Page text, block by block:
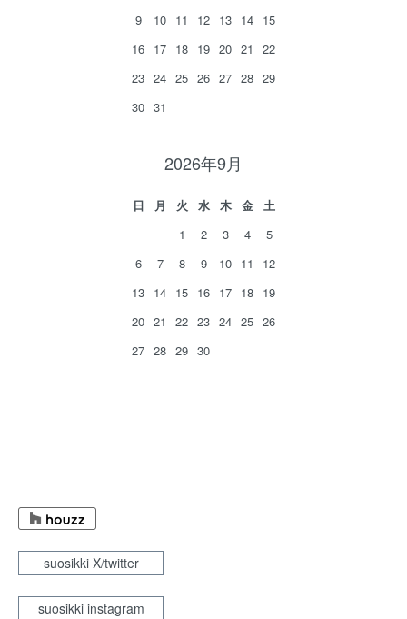
9
10 11 12 13 14 15
16 17 18 19 20 21
22
23 24 25 26 27 28 29
30 31
2026年9月
日 月 火 水 木 金
土
1
2 3 4
5
6
7 8 9 10 11
12
13 14 15 16 17 18 19
20 21 22 23 24 25 26
27 28 29 30
suosikki X/twitter
suosikki instagram